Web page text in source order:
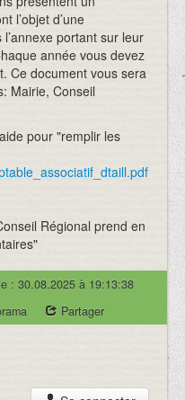
l’objet d’une
portant sur leur
année vous devez
Ce document vous sera
Mairie, Conseil
pour "remplir les
Régional prend en
: 30.08.2025 à 19:13:38
Partager